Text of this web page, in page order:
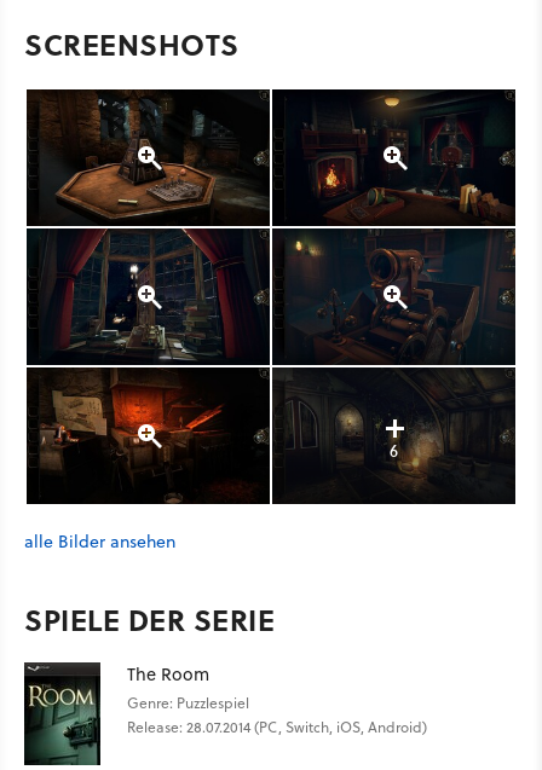
SCREENSHOTS
6
alle Bilder ansehen
SPIELE DER SERIE
The Room
Genre: Puzzlespiel
Release: 28.07.2014 (PC, Switch, iOS, Android)